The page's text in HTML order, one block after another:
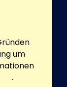
um
.